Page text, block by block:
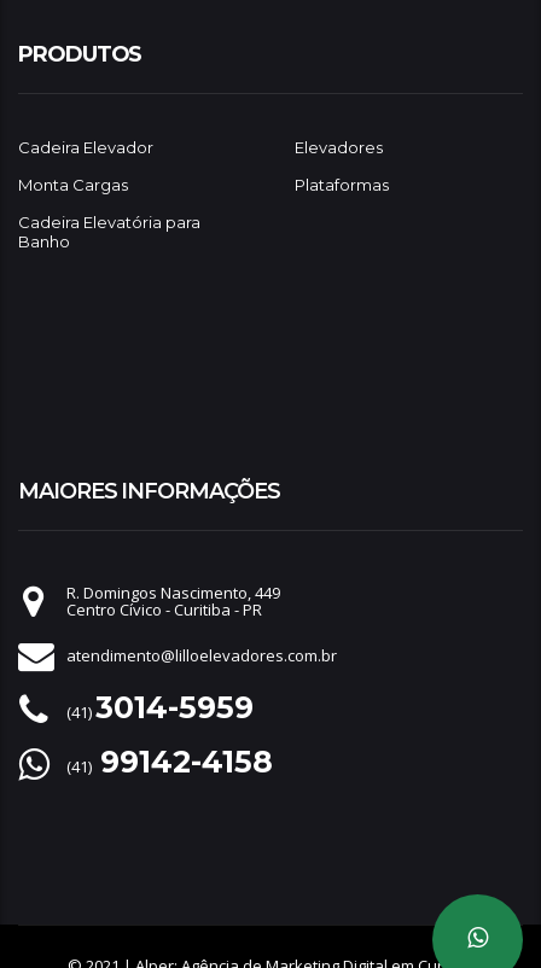
PRODUTOS
Cadeira Elevador
Elevadores
Monta Cargas
Plataformas
Cadeira Elevatória para
Banho
MAIORES INFORMAÇÕES
R. Domingos Nascimento, 449
Centro Cívico - Curitiba - PR
atendimento@lilloelevadores.com.br
(41)3014-5959
(41) 99142-4158